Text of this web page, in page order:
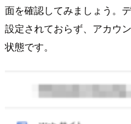
面を確認してみましょう。
設定されておらず、アカウ
状態です。